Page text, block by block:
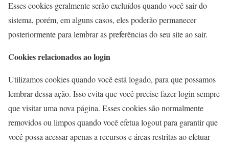
Esses cookies geralmente serão excluídos quando você sair do
sistema, porém, em alguns casos, eles poderão permanecer
posteriormente para lembrar as preferências do seu site ao sair.
Cookies relacionados ao login
Utilizamos cookies quando você está logado, para que possamos
lembrar dessa ação. Isso evita que você precise fazer login sempre
que visitar uma nova página. Esses cookies são normalmente
removidos ou limpos quando você efetua logout para garantir que
você possa acessar apenas a recursos e áreas restritas ao efetuar